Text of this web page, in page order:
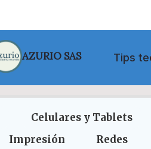
AZURIO SAS Tips
Celulares y Tablets
Impresión Redes